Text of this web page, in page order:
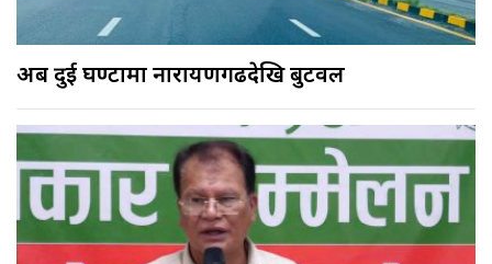
अब दुई घण्टामा नारायणगढदेखि बुटवल